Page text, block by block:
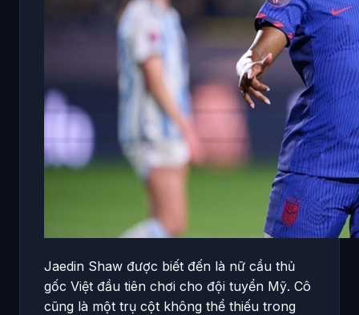
Jaedin Shaw được biết đến là nữ cầu thủ
gốc Việt đầu tiên chơi cho đội tuyển Mỹ. Cô
cũng là một trụ cột không thể thiếu trong